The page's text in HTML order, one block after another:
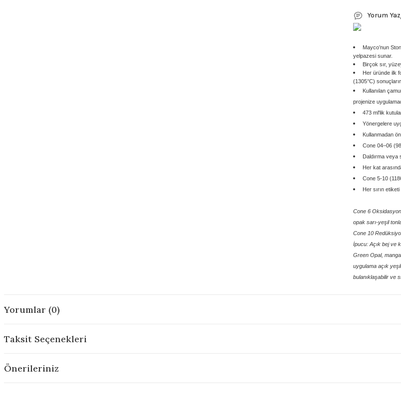
Yorum Yaz
Mayco’nun
yelpazesi sunar.
Birçok sır,
Her üründe ilk
(1305°C)
Kullanılan
projenize
473 ml'lik
Yönergelere
Kullanmadan
Cone 04–06
Daldırma veya
Her kat
Cone 5-10
Her sırın
Cone 6
opak sarı-yeşil
Cone 10
İpucu: Açık bej ve
Green Opal,
uygulama açık
bulanıklaşabilir ve
Yorumlar (0)
Taksit Seçenekleri
Önerileriniz